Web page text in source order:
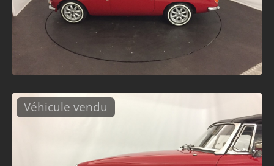
Véhicule vendu